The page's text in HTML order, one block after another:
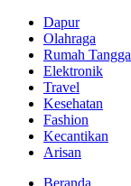
Dapur
Olahraga
Rumah Tangga
Elektronik
Travel
Kesehatan
Fashion
Kecantikan
Arisan
Beranda